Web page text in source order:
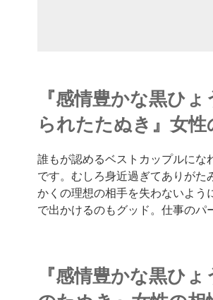
『感情豊かな黒ひ
られたたぬき』女性
誰もが認めるベストカップルにな
です。むしろ身近過ぎてありがた
かくの理想の相手を失わないよう
で出かけるのもグッド。仕事のパ
『感情豊かな黒ひ